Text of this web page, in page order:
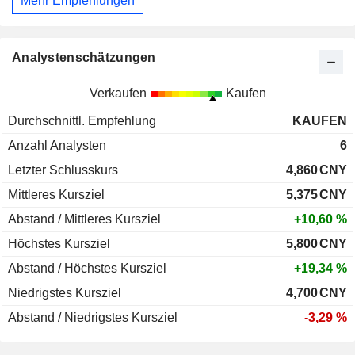
Analystenschätzungen
Verkaufen Kaufen
Durchschnittl. Empfehlung
KAUFEN
Anzahl Analysten
6
Letzter Schlusskurs
4,860CNY
Mittleres Kursziel
5,375CNY
Abstand / Mittleres Kursziel
+10,60 %
Höchstes Kursziel
5,800CNY
Abstand / Höchstes Kursziel
+19,34 %
Niedrigstes Kursziel
4,700CNY
Abstand / Niedrigstes Kursziel
-3,29 %